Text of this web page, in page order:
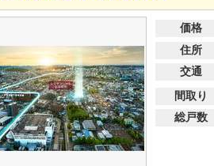
価格
住所
交通
間取り
総戸数